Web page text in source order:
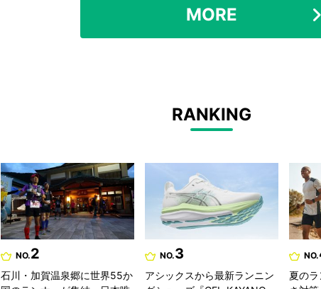
MORE
RANKING
NO.2
石川・加賀温泉郷に世界55か
NO.3
アシックスから最新ランニン
NO.
夏の